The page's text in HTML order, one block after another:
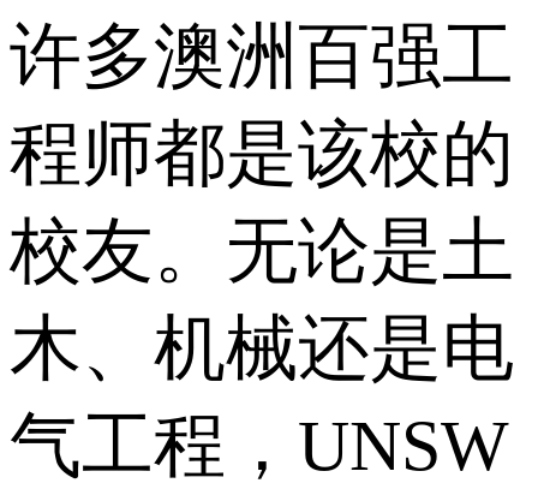
许多澳洲百强工
程师都是该校的
校友。无论是土
木、机械还是电
气工程，UNSW